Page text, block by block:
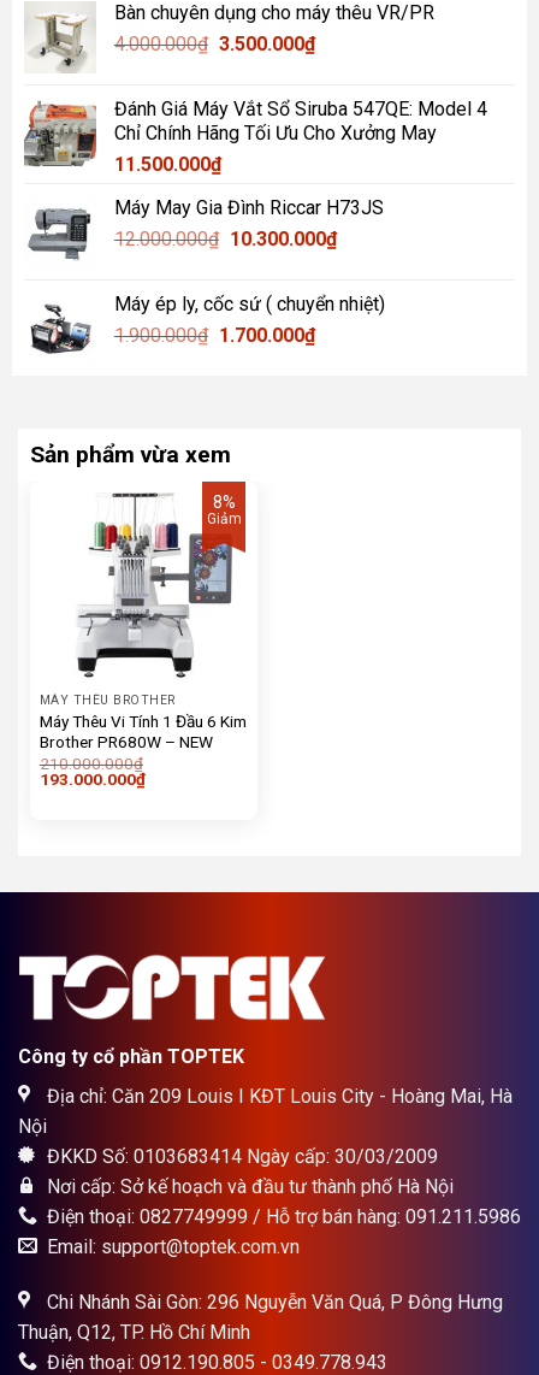
là:
900.000₫.
tại
là:
Bàn chuyên dụng cho máy thêu VR/PR
4.000.000₫ Giá
4.000.000₫.
3.500.000₫Giá
là:
3.500.000₫.
Đánh Giá Máy Vắt Sổ Siruba 547QE: Model 4
Chỉ Chính Hãng Tối Ưu Cho Xưởng May
11.500.000₫
Máy May Gia Đình Riccar H73JS
12.000.000₫ Giá
12.000.000₫.
10.300.000₫Giá
là:
Máy ép ly, cốc sứ ( chuyển nhiệt)
1.900.000₫ Giá
1.700.000₫Giá
Sản phẩm vừa xem
8%
Giảm
MÁY THÊU BROTHER
Máy Thêu Vi Tính 1 Đầu 6 Kim
Brother PR680W – NEW
210.000.000₫
Giá
193.000.000₫Giá
hiện
Công ty cổ phần TOPTEK
Địa chỉ: Căn 209 Louis I KĐT Louis City - Hoàng Mai, Hà
Nội
ĐKKD Số: 0103683414 Ngày cấp: 30/03/2009
Nơi cấp: Sở kế hoạch và đầu tư thành phố Hà Nội
Điện thoại: 0827749999 / Hỗ trợ bán hàng: 091.211.5986
Email: support@toptek.com.vn
Chi Nhánh Sài Gòn: 296 Nguyễn Văn Quá, P Đông Hưng
Thuận, Q12, TP. Hồ Chí Minh
Điện thoại: 0912.190.805 - 0349.778.943